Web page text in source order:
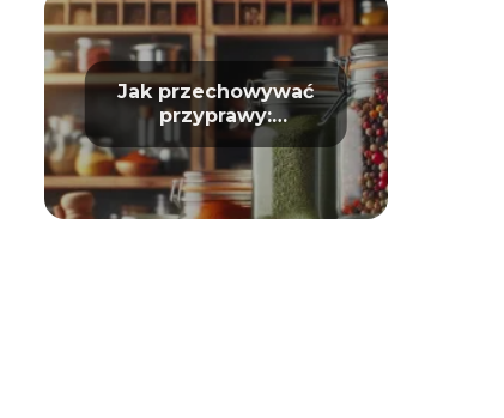
Jak przechowywać
przyprawy:
Długotrwałość i
aromat